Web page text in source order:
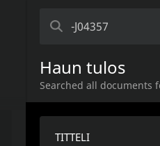
Haun tulos
Searched all documents
TITTELI